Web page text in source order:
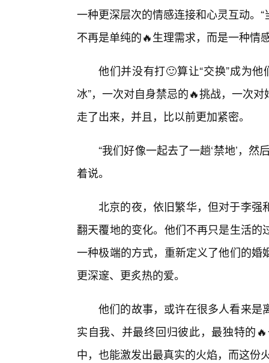
一种更深层次的情感连接和心灵互动。
不再是单纯的🔥生理需求，而是一种情
他们并没有打🙂算让“交换”成为
冰”，一次对自身禁忌的🔥挑战，一次
走了出来，并且，比以前更加紧密。
“我们好像一起去了一趟‘禁地’，
着说。
北京的夜，依旧繁华，但对于李强
翻天覆地的变化。他们不再只是生活
一种极端的方式，重新定义了他们的
更深邃、更炙热的爱。
他们的故事，或许在很多人看来是
实自我、并最终回归彼此，最独特的
中，也能激发出最真实的火焰，而这份